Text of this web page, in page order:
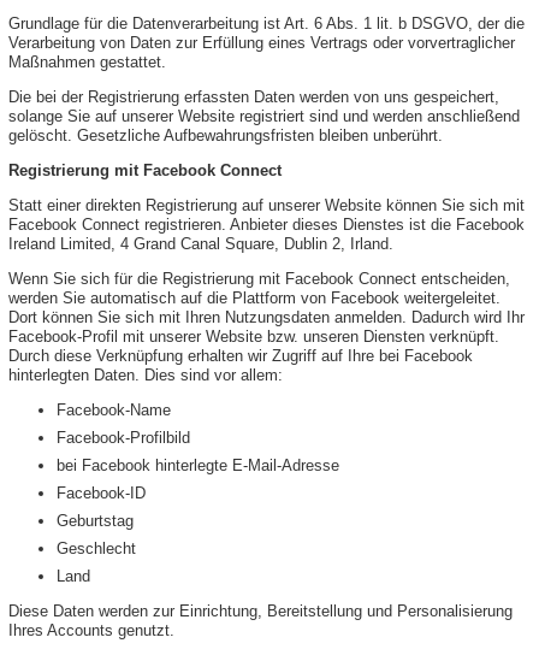
Grundlage für die Datenverarbeitung ist Art. 6 Abs. 1 lit. b DSGVO, der die
Verarbeitung von Daten zur Erfüllung eines Vertrags oder vorvertraglicher
Maßnahmen gestattet.
Die bei der Registrierung erfassten Daten werden von uns gespeichert,
solange Sie auf unserer Website registriert sind und werden anschließend
gelöscht. Gesetzliche Aufbewahrungsfristen bleiben unberührt.
Registrierung mit Facebook Connect
Statt einer direkten Registrierung auf unserer Website können Sie sich mit
Facebook Connect registrieren. Anbieter dieses Dienstes ist die Facebook
Ireland Limited, 4 Grand Canal Square, Dublin 2, Irland.
Wenn Sie sich für die Registrierung mit Facebook Connect entscheiden,
werden Sie automatisch auf die Plattform von Facebook weitergeleitet.
Dort können Sie sich mit Ihren Nutzungsdaten anmelden. Dadurch wird Ihr
Facebook-Profil mit unserer Website bzw. unseren Diensten verknüpft.
Durch diese Verknüpfung erhalten wir Zugriff auf Ihre bei Facebook
hinterlegten Daten. Dies sind vor allem:
Facebook-Name
Facebook-Profilbild
bei Facebook hinterlegte E-Mail-Adresse
Facebook-ID
Geburtstag
Geschlecht
Land
Diese Daten werden zur Einrichtung, Bereitstellung und Personalisierung
Ihres Accounts genutzt.